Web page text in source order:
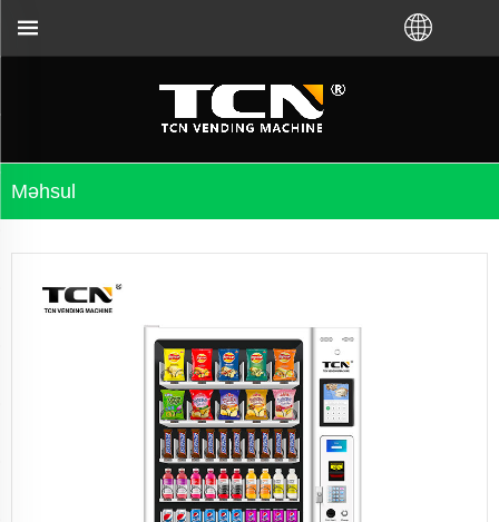
Məhsul
TCN China vending avtomatına rəhbərlik